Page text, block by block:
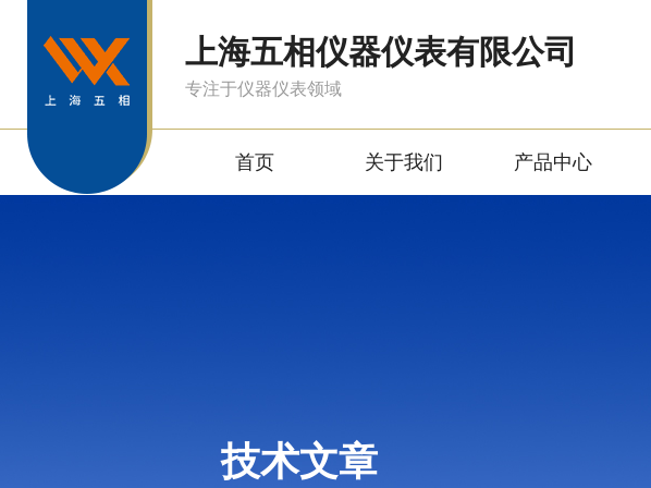
上海五相仪器仪表有限公司
专注于仪器仪表领域
首页 关于我们 产品中心
技术文章